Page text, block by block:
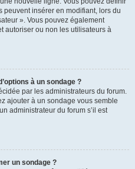
peuvent insérer en modifiant, lors du
». Vous pouvez également
autoriser ou non les utilisateurs à
à un sondage ?
par les administrateurs du forum.
ajouter à un sondage vous semble
administrateur du forum s’il est
un sondage ?